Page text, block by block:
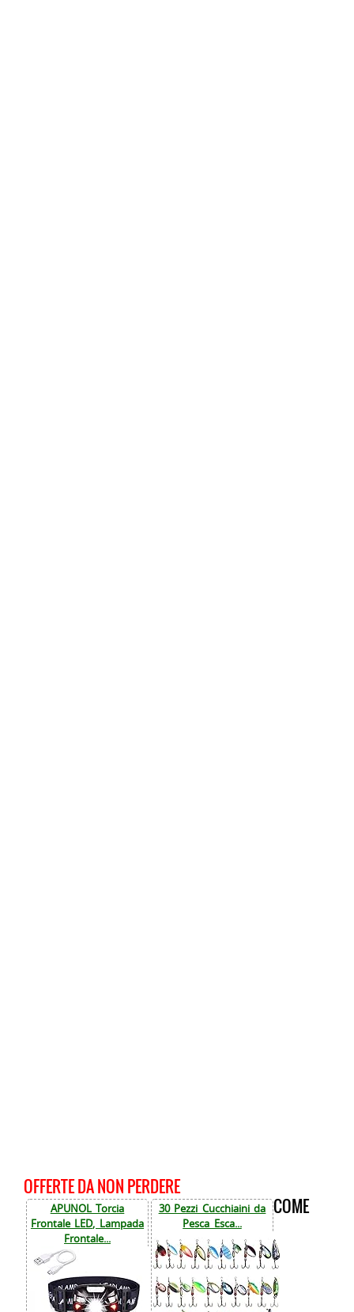
OFFERTE DA NON PERDERE
APUNOL Torcia
Frontale LED, Lampada
Frontale...
30 Pezzi Cucchiaini da
Pesca Esca...
COME